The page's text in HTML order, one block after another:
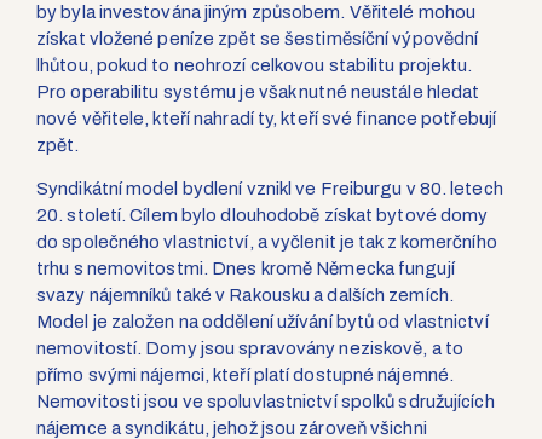
by byla investována jiným způsobem. Věřitelé mohou
získat vložené peníze zpět se šestiměsíční výpovědní
lhůtou, pokud to neohrozí celkovou stabilitu projektu.
Pro operabilitu systému je však nutné neustále hledat
nové věřitele, kteří nahradí ty, kteří své finance potřebují
zpět.
Syndikátní model bydlení vznikl ve Freiburgu v 80. letech
20. století. Cílem bylo dlouhodobě získat bytové domy
do společného vlastnictví, a vyčlenit je tak z komerčního
trhu s nemovitostmi. Dnes kromě Německa fungují
svazy nájemníků také v Rakousku a dalších zemích.
Model je založen na oddělení užívání bytů od vlastnictví
nemovitostí. Domy jsou spravovány neziskově, a to
přímo svými nájemci, kteří platí dostupné nájemné.
Nemovitosti jsou ve spoluvlastnictví spolků sdružujících
nájemce a syndikátu, jehož jsou zároveň všichni